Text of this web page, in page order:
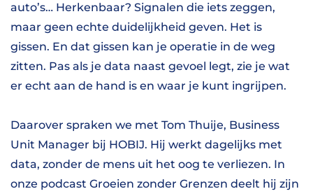
auto’s… Herkenbaar? Signalen die iets zeggen,
maar geen echte duidelijkheid geven. Het is
gissen. En dat gissen kan je operatie in de weg
zitten. Pas als je data naast gevoel legt, zie je wat
er echt aan de hand is en waar je kunt ingrijpen.
Daarover spraken we met Tom Thuije, Business
Unit Manager bij HOBIJ. Hij werkt dagelijks met
data, zonder de mens uit het oog te verliezen. In
onze podcast Groeien zonder Grenzen deelt hij zijn